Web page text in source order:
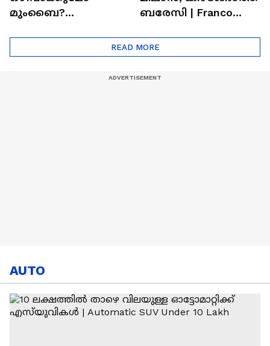
മുംബൈ?
Hardik Pandya | CSK |
ബരേസി | Franco
READ MORE
AUTO